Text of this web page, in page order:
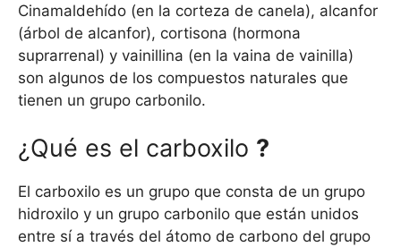
Cinamaldehído (en la corteza de canela), alcanfor
(árbol de alcanfor), cortisona (hormona
suprarrenal) y vainillina (en la vaina de vainilla)
son algunos de los compuestos naturales que
tienen un grupo carbonilo.
¿Qué es el carboxilo ?
El carboxilo es un grupo que consta de un grupo
hidroxilo y un grupo carbonilo que están unidos
entre sí a través del átomo de carbono del grupo